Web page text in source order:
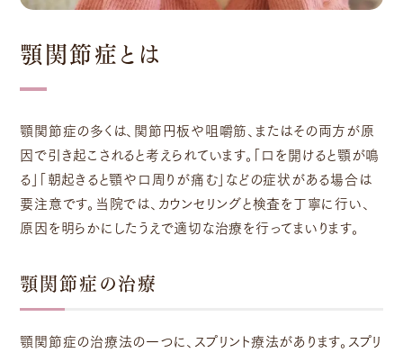
顎関節症とは
顎関節症の多くは、関節円板や咀嚼筋、またはその両方が原
因で引き起こされると考えられています。「口を開けると顎が鳴
る」「朝起きると顎や口周りが痛む」などの症状がある場合は
要注意です。当院では、カウンセリングと検査を丁寧に行い、
原因を明らかにしたうえで適切な治療を行ってまいります。
顎関節症の治療
顎関節症の治療法の一つに、スプリント療法があります。スプリ